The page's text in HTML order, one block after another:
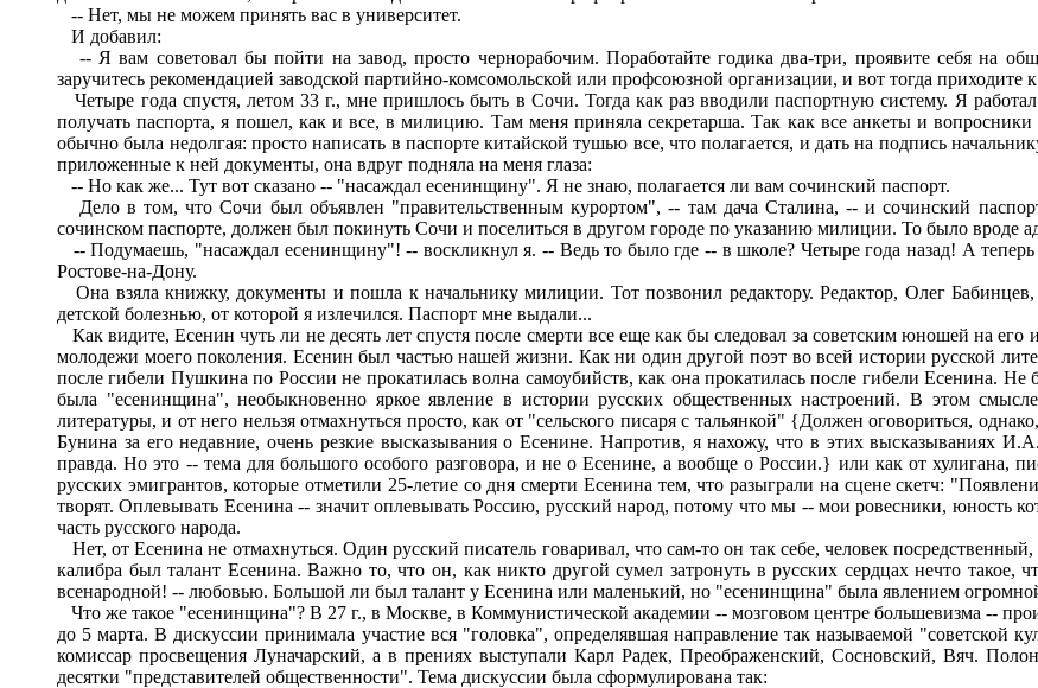
-- Нет, мы не можем принять вас в университет.
И добавил:
-- Я вам советовал бы пойти на завод, просто чернорабочим. Поработайте годика два-три, проявите себя на
заручитесь рекомендацией заводской партийно-комсомольской или профсоюзной организации, и вот тогда
Четыре года спустя, летом 33 г., мне пришлось быть в Сочи. Тогда как раз вводили паспортную систему. Я
получать паспорта, я пошел, как и все, в милицию. Там меня приняла секретарша. Так как все анкеты и вопросники
обычно была недолгая: просто написать в паспорте китайской тушью все, что полагается, и дать на подпись
приложенные к ней документы, она вдруг подняла на меня глаза:
-- Но как же... Тут вот сказано -- "насаждал есенинщину". Я не знаю, полагается ли вам сочинский паспорт.
Дело в том, что Сочи был объявлен "правительственным курортом", -- там дача Сталина, -- и сочинский
сочинском паспорте, должен был покинуть Сочи и поселиться в другом городе по указанию милиции. То было вроде
-- Подумаешь, "насаждал есенинщину"! -- воскликнул я. -- Ведь то было где -- в школе? Четыре года назад! А
Ростове-на-Дону.
Она взяла книжку, документы и пошла к начальнику милиции. Тот позвонил редактору. Редактор, Олег
детской болезнью, от которой я излечился. Паспорт мне выдали...
Как видите, Есенин чуть ли не десять лет спустя после смерти все еще как бы следовал за советским юношей на
молодежи моего поколения. Есенин был частью нашей жизни. Как ни один другой поэт во всей истории русской
после гибели Пушкина по России не прокатилась волна самоубийств, как она прокатилась после гибели
была "есенинщина", необыкновенно яркое явление в истории русских общественных настроений. В этом
литературы, и от него нельзя отмахнуться просто, как от "сельского писаря с тальянкой" {Должен оговориться,
Бунина за его недавние, очень резкие высказывания о Есенине. Напротив, я нахожу, что в этих высказываниях
правда. Но это -- тема для большого особого разговора, и не о Есенине, а вообще о России.} или как от хулигана,
русских эмигрантов, которые отметили 25-летие со дня смерти Есенина тем, что разыграли на сцене скетч:
творят. Оплевывать Есенина -- значит оплевывать Россию, русский народ, потому что мы -- мои ровесники, юность
часть русского народа.
Нет, от Есенина не отмахнуться. Один русский писатель говаривал, что сам-то он так себе, человек
калибра был талант Есенина. Важно то, что он, как никто другой сумел затронуть в русских сердцах нечто такое,
всенародной! -- любовью. Большой ли был талант у Есенина или маленький, но "есенинщина" была явлением
Что же такое "есенинщина"? В 27 г., в Москве, в Коммунистической академии -- мозговом центре большевизма --
до 5 марта. В дискуссии принимала участие вся "головка", определявшая направление так называемой "советской
комиссар просвещения Луначарский, а в прениях выступали Карл Радек, Преображенский, Сосновский, Вяч.
десятки "представителей общественности". Тема дискуссии была сформулирована так: